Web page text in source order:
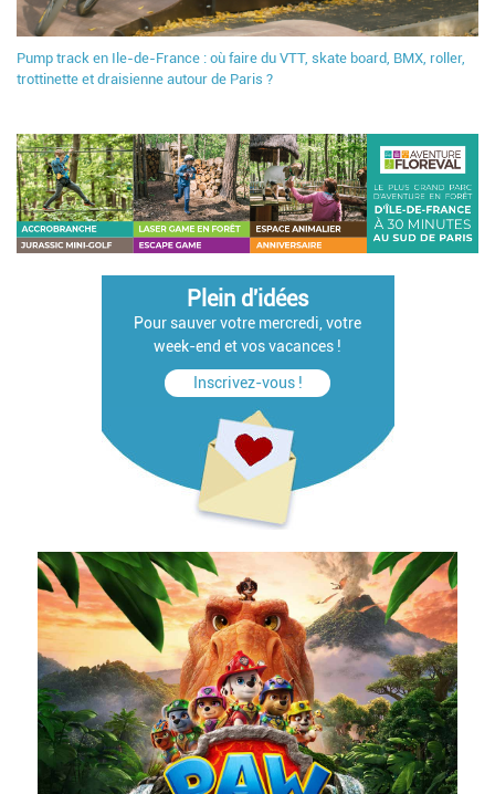
Pump track en Ile-de-France : où faire du VTT, skate board, BMX, roller,
trottinette et draisienne autour de Paris ?
Plein d'idées
Pour sauver votre mercredi, votre
week-end et vos vacances !
Inscrivez-vous !